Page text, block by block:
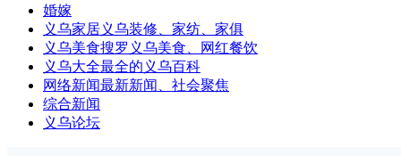
婚嫁
义乌家居义乌装修、家纺、家俱
义乌美食搜罗义乌美食、网红餐饮
义乌大全最全的义乌百科
网络新闻最新新闻、社会聚焦
综合新闻
义乌论坛